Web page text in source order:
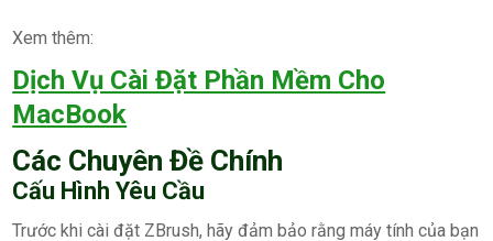
Xem thêm:
Dịch Vụ Cài Đặt Phần Mềm Cho
MacBook
Các Chuyên Đề Chính
Cấu Hình Yêu Cầu
Trước khi cài đặt ZBrush, hãy đảm bảo rằng máy tính của bạn